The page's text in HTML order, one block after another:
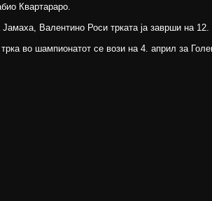
Квартараро.
Јамаха, Валентино Роси трката ја заврши на
во шампионатот се вози на 4. април за